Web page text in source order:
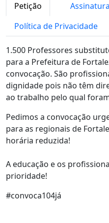
Petição
Política de Privacidade
1.500 Professores
para a Prefeitura de
convocação. São
dignidade pois não têm
ao trabalho pelo qual
Pedimos a convocação
para as regionais de
horária reduzida!
A educação e os
prioridade!
#convoca104já